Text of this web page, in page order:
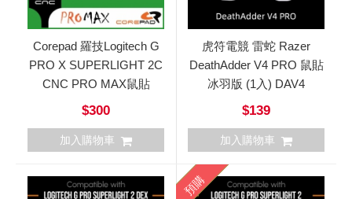
Corepad 羅技Logitech G
PRO X SUPERLIGHT 2C
CNC PRO MAX鼠貼
$300
加入購物車
虎符電競 雷蛇 Razer
DeathAdder V4 PRO 鼠貼
冰羽版 (1入) DAV4
$139
加入購物車
預購